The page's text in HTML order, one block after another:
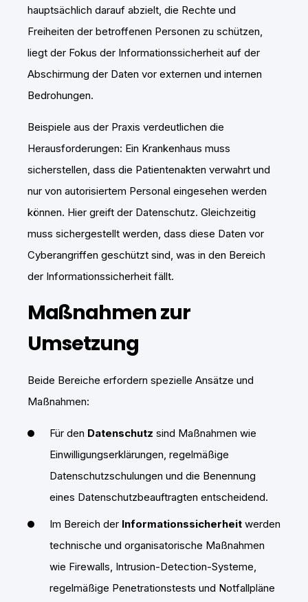
hauptsächlich darauf abzielt, die Rechte und
Freiheiten der betroffenen Personen zu schützen,
liegt der Fokus der Informationssicherheit auf der
Abschirmung der Daten vor externen und internen
Bedrohungen.
Beispiele aus der Praxis verdeutlichen die
Herausforderungen: Ein Krankenhaus muss
sicherstellen, dass die Patientenakten verwahrt und
nur von autorisiertem Personal eingesehen werden
können. Hier greift der Datenschutz. Gleichzeitig
muss sichergestellt werden, dass diese Daten vor
Cyberangriffen geschützt sind, was in den Bereich
der Informationssicherheit fällt.
Maßnahmen zur
Umsetzung
Beide Bereiche erfordern spezielle Ansätze und
Maßnahmen:
Für den Datenschutz sind Maßnahmen wie
Einwilligungserklärungen, regelmäßige
Datenschutzschulungen und die Benennung
eines Datenschutzbeauftragten entscheidend.
Im Bereich der Informationssicherheit werden
technische und organisatorische Maßnahmen
wie Firewalls, Intrusion-Detection-Systeme,
regelmäßige Penetrationstests und Notfallpläne